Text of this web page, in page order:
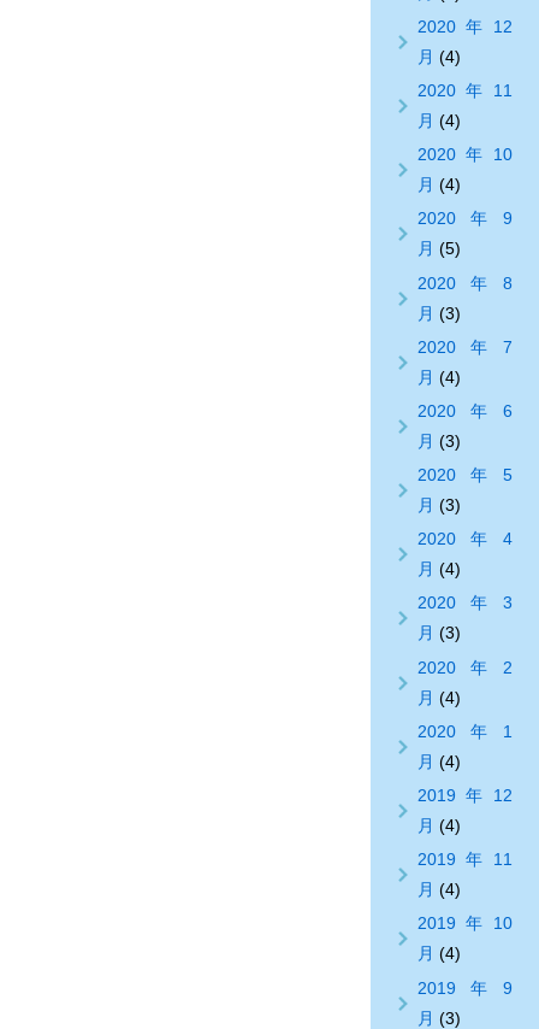
2020年12
月 (4)
2020年11
月 (4)
2020年10
月 (4)
2020年9
月 (5)
2020年8
月 (3)
2020年7
月 (4)
2020年6
月 (3)
2020年5
月 (3)
2020年4
月 (4)
2020年3
月 (3)
2020年2
月 (4)
2020年1
月 (4)
2019年12
月 (4)
2019年11
月 (4)
2019年10
月 (4)
2019年9
月 (3)